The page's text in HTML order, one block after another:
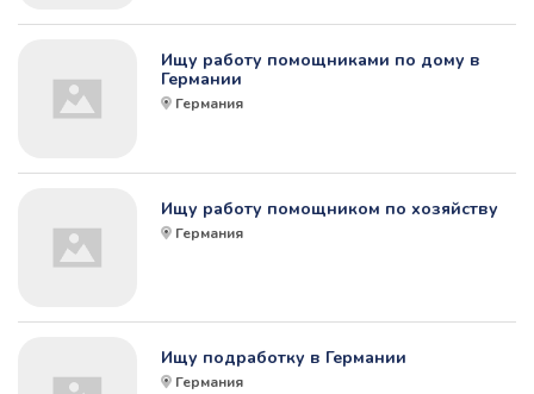
Ищу работу помощниками по дому в
Германии
Германия
Ищу работу помощником по хозяйству
Германия
Ищу подработку в Германии
Германия